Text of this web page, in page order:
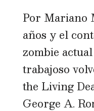
Por Mariano
años y el
zombie
trabajoso
the Living
George A.